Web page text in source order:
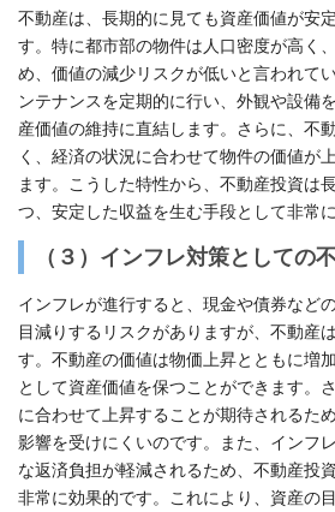
不動産は、長期的に見ても資産価値が安
す。特に都市部の物件は人口密度が高く
め、価値の減少リスクが低いと言われて
ンテナンスを定期的に行い、外観や設備
産価値の維持に直結します。さらに、不
く、経済の状況に合わせて物件の価値が
ます。こうした特性から、不動産投資は
つ、安定した収益を生む手段として非常に
（３） インフレ対策としての
インフレが進行すると、現金や債券など
目減りするリスクがありますが、不動産
す。不動産の価値は物価上昇とともに増
として資産価値を保つことができます。
に合わせて上昇することが期待されるた
影響を受けにくいのです。また、インフ
な返済負担が軽減されるため、不動産投
非常に効果的です。これにより、資産の